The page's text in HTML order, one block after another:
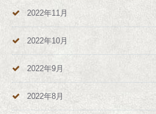
2022年11月
2022年10月
2022年9月
2022年8月